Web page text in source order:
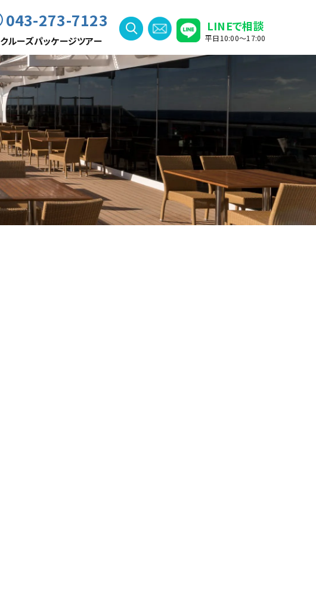
クルーズパッケージツアー
043-273-7123 LINEで相談
平日10:00〜17:00